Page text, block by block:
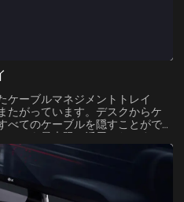
ケーブルマネジメントトレイ
たがっています。デスクからケ
べてのケーブルを隠すことがで
ースを最大限に活用した、すっ
を提供します。机の上を自由に
ずいたり、引っ掛けたりする心